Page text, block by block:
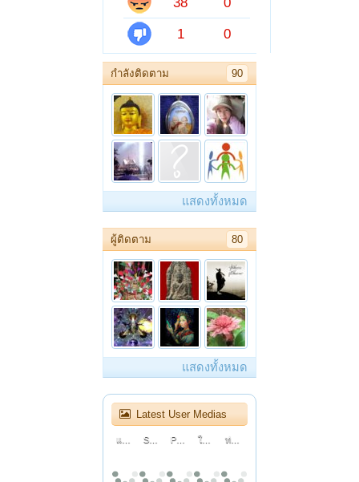
1
0
กำลังติดตาม 90
แสดงทั้งหมด
ผู้ติดตาม 80
แสดงทั้งหมด
Latest User Medias